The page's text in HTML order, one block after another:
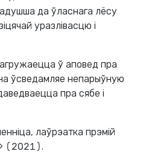
да ўласнага лёсу
уразлівасцю і
ў аповед пра
ўсведамляе непарыўную
пра сябе і
лаўрэатка прэмій
(2021).